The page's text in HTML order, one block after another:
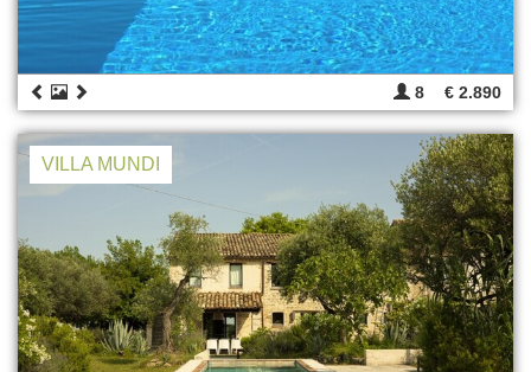
8 € 2.890
VILLA MUNDI